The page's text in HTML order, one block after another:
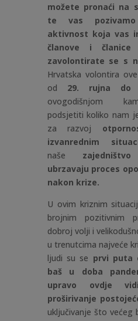
možete pronaći na
te vas
aktivnost koja vas
članove i
zavolontirate se s
Hrvatska volontira
od
29. rujna do
ovogodišnjom
podsjetiti koliko nam
za razvoj
izvanrednim
naše
ubrzavaju proces
nakon krize.
U ovim kriznim
brojnim pozitivnim
dobroj volji i
u trenutcima najveće
ljudi su se prvi puta
baš u doba
upravo ovdje
proširivanje
uključivanje što većeg